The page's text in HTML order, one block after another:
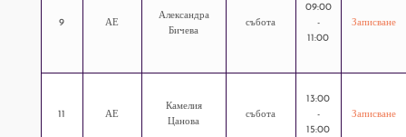
9 АЕ
Александра
Бичева
събота
09:00
-
11:00
Записване
11 АЕ
Камелия
Цанова
събота
13:00
-
15:00
Записване